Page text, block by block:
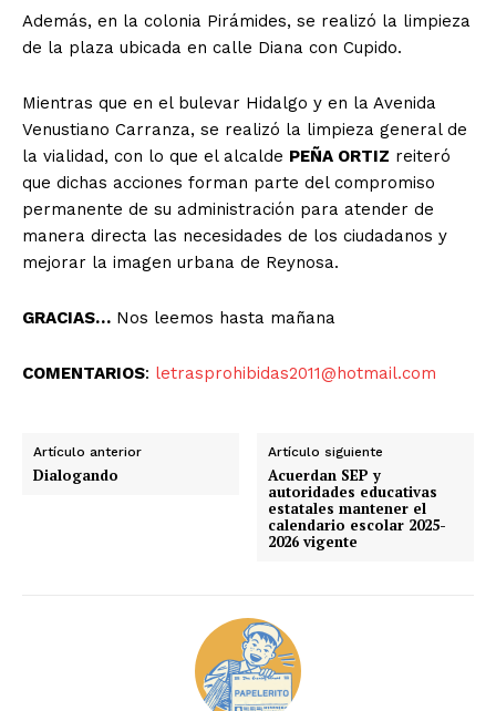
Además, en la colonia Pirámides, se realizó la limpieza
de la plaza ubicada en calle Diana con Cupido.
Mientras que en el bulevar Hidalgo y en la Avenida
Venustiano Carranza, se realizó la limpieza general de
la vialidad, con lo que el alcalde PEÑA ORTIZ reiteró
que dichas acciones forman parte del compromiso
permanente de su administración para atender de
manera directa las necesidades de los ciudadanos y
mejorar la imagen urbana de Reynosa.
GRACIAS… Nos leemos hasta mañana
COMENTARIOS: letrasprohibidas2011@hotmail.com
Artículo anterior
Dialogando
Artículo siguiente
Acuerdan SEP y
autoridades educativas
estatales mantener el
calendario escolar 2025-
2026 vigente